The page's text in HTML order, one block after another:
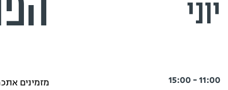
יוני
11:00 - 15:00
מזמינים